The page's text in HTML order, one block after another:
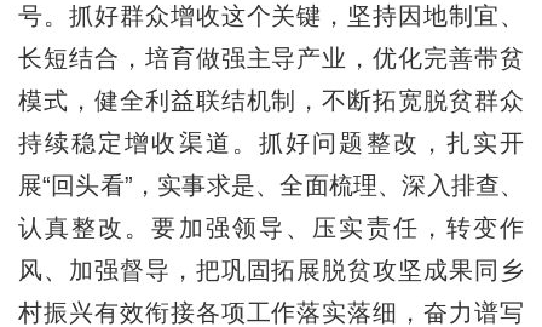
号。抓好群众增收这个关键，坚持因地制宜、
长短结合，培育做强主导产业，优化完善带贫
模式，健全利益联结机制，不断拓宽脱贫群众
持续稳定增收渠道。抓好问题整改，扎实开
展“回头看”，实事求是、全面梳理、深入排查、
认真整改。要加强领导、压实责任，转变作
风、加强督导，把巩固拓展脱贫攻坚成果同乡
村振兴有效衔接各项工作落实落细，奋力谱写